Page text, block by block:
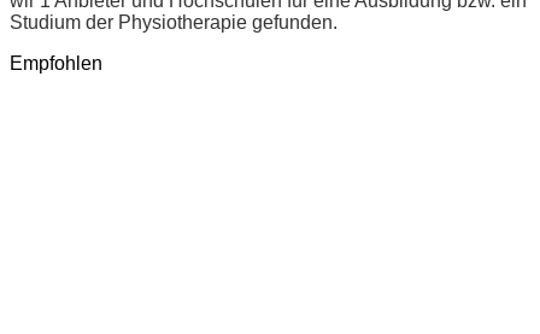
Studium der Physiotherapie gefunden.
Empfohlen